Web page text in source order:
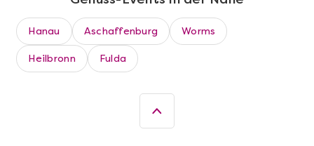
Hanau Aschaffenburg Worms
Heilbronn Fulda